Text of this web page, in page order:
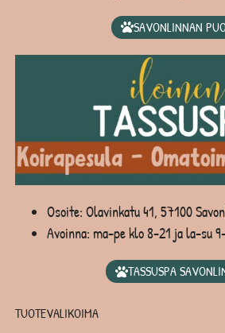
SAVONLINNAN
Osoite: Olavinkatu 41, 57100
Avoinna: ma-pe klo 8-21 ja la-su
TASSUSPA
TUOTEVALIKOIMA